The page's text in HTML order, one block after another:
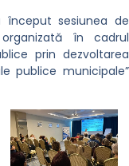
sesiunea de
organizată în cadrul
prin dezvoltarea
publice municipale”